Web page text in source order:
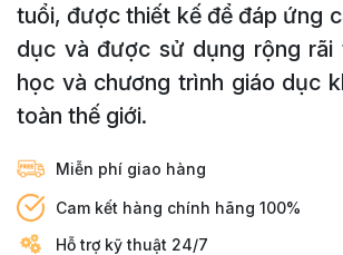
tuổi, được thiết kế để đáp ứng
dục và được sử dụng rộng rãi
học và chương trình giáo dục
toàn thế giới.
Miễn phí giao hàng
Cam kết hàng chính hãng 100%
Hỗ trợ kỹ thuật 24/7